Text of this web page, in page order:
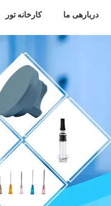
دربارهی ما کارخانه تور